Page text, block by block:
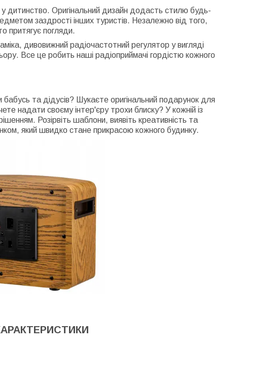
дитинство. Оригінальний дизайн додасть стилю будь-
заздрості інших туристів. Незалежно від того,
притягує погляди.
дивовижний радіочастотний регулятор у вигляді
Все це робить наші радіоприймачі гордістю кожного
та дідусів? Шукаєте оригінальний подарунок для
надати своєму інтер'єру трохи блиску? У кожній із
Розірвіть шаблони, виявіть креативність та
який швидко стане прикрасою кожного будинку.